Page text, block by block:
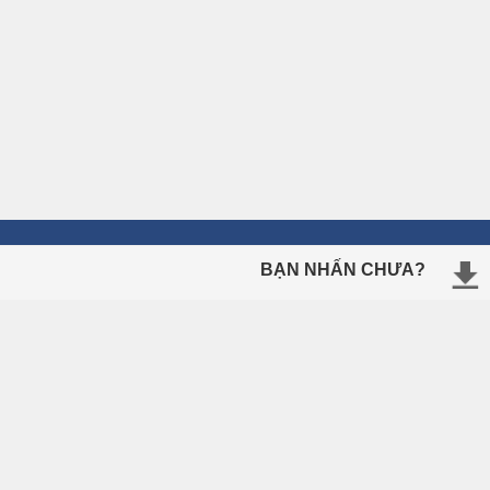
BẠN NHẤN CHƯA?